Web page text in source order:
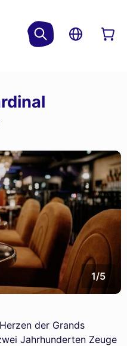
1/5
der Grands
Jahrhunderten Zeuge